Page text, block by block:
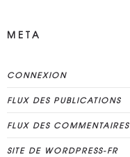
META
CONNEXION
FLUX DES PUBLICATIONS
FLUX DES COMMENTAIRES
SITE DE WORDPRESS-FR